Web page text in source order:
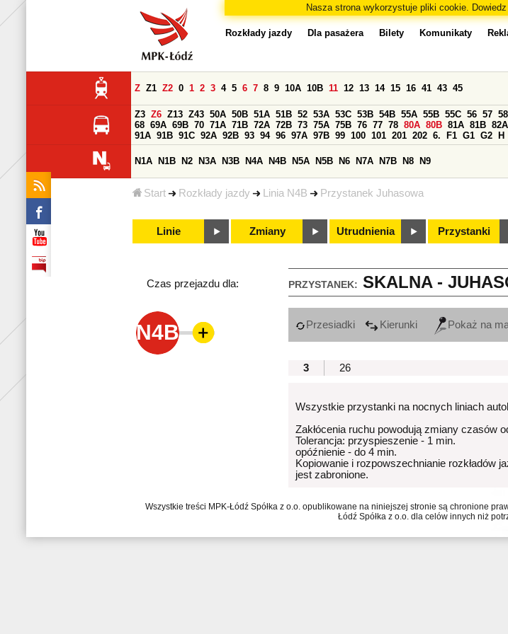
Nasza strona wykorzystuje pliki cookie.
Start Rozkłady jazdy Linia N4B Przystanek Juhasowa
Rozkłady jazdy Dla pasażera Bilety Komunikaty
Z Z1 Z2 0 1 2 3 4 5 6 7 8 9 10A 10B 11 12 13 14 15 16 41 43 45
Z3 Z6 Z13 Z43 50A 50B 51A 51B 52 53A 53C 53B 54B 55A 55B 55C 56 57
68 69A 69B 70 71A 71B 72A 72B 73 75A 75B 76 77 78 80A 80B 81A 81B 82A
91A 91B 91C 92A 92B 93 94 96 97A 97B 99 100 101 201 202 6. F1 G1 G2 H
N1A N1B N2 N3A N3B N4A N4B N5A N5B N6 N7A N7B N8 N9
Linie Zmiany Utrudnienia Przystanki
PRZYSTANEK: SKALNA -
Czas przejazdu dla:
N4B Przesiadki Kierunki Pokaż na
3
26
Wszystkie przystanki na nocnych liniach
Zakłócenia ruchu powodują zmiany czasów
Tolerancja: przyspieszenie - 1 min.
opóźnienie - do 4 min.
Kopiowanie i rozpowszechnianie rozkładów
jest zabronione.
Wszystkie treści MPK-Łódź Spółka z o.o. opublikowane na niniejszej stronie są chronione
Łódź Spółka z o.o. dla celów innych niż